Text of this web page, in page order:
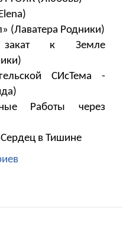
(Лаватера Родники)
к Земле
СИсТема -
Работы через
в Тишине